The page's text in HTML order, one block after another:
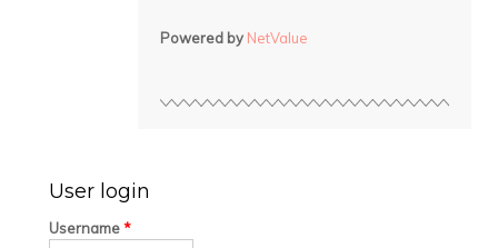
Powered by NetValue
User login
Username*